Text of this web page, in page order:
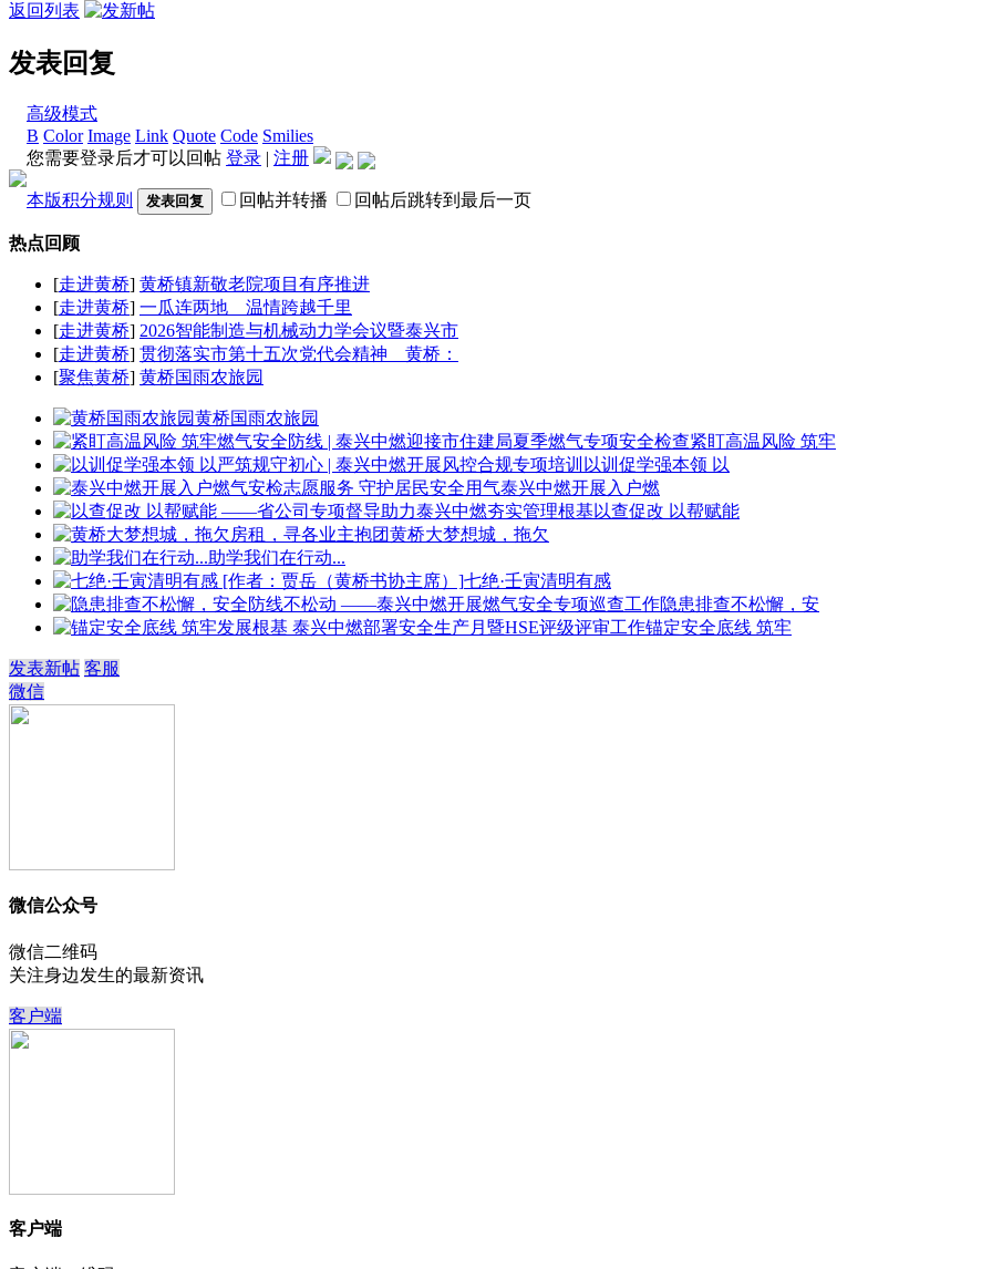
返回列表
发表回复
高级模式
B Color Image Link Quote Code Smilies
您需要登录后才可以回帖 登录 | 注册
本版积分规则 发表回复 回帖并转播 回帖后跳转到最后一页
热点回顾
[走进黄桥] 黄桥镇新敬老院项目有序推进
[走进黄桥] 一瓜连两地 温情跨越千里
[走进黄桥] 2026智能制造与机械动力学会议暨泰兴市
[走进黄桥] 贯彻落实市第十五次党代会精神 黄桥：
[聚焦黄桥] 黄桥国雨农旅园
黄桥国雨农旅园
紧盯高温风险 筑牢
以训促学强本领 以
泰兴中燃开展入户燃
以查促改 以帮赋能
黄桥大梦想城，拖欠
助学我们在行动...
七绝·壬寅清明有感
隐患排查不松懈，安
锚定安全底线 筑牢
发表新帖 客服
微信
微信公众号
微信二维码
关注身边发生的最新资讯
客户端
客户端